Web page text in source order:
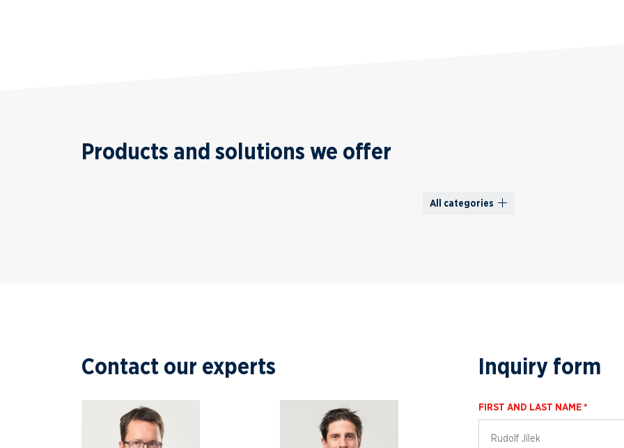
Products and solutions we offer
All categories
Contact our experts Inquiry form
FIRST AND LAST NAME *